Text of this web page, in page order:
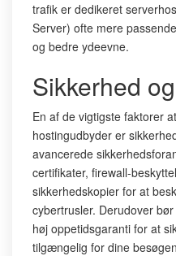
trafik er dedikeret
Server) ofte mere
og bedre ydeevne.
Sikkerhed
En af de vigtigste faktorer
hostingudbyder er
avancerede
certifikater, firewall-
sikkerhedskopier for at
cybertrusler. Derudover
høj oppetidsgaranti for at
tilgængelig for dine